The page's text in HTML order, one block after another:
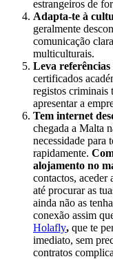
estrangeiros de
Adapta-te à
geralmente
comunicação
multiculturais.
Leva
certificados
registos criminais
apresentar a
Tem internet
chegada a Malta
necessidade para
rapidamente.
alojamento no
contactos, aceder
até procurar as
ainda não as
conexão assim
Holafly, que te
imediato, sem
contratos